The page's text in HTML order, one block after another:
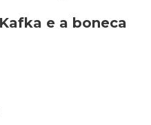
e a boneca